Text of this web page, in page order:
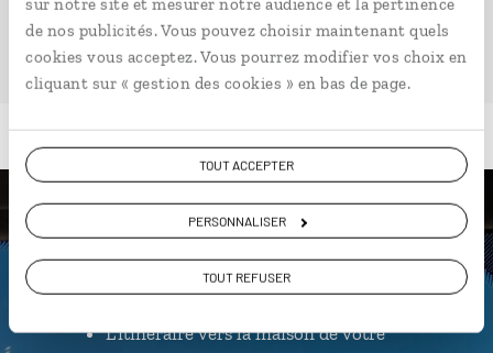
de nos publicités. Vous pouvez choisir maintenant quels
cookies vous acceptez. Vous pourrez modifier vos choix en
cliquant sur « gestion des cookies » en bas de page.
TOUT ACCEPTER
PERSONNALISER
TOUT REFUSER
Luciole,
l'appli qui vous guide au Pérou
L’itinéraire vers la maison de votre